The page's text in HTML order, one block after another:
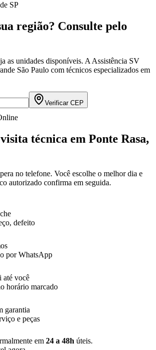
SP
região? Consulte pelo
as unidades disponíveis. A Assistência SV
São Paulo com técnicos especializados em
Verificar CEP
técnica em Ponte Rasa,
no telefone. Você escolhe o melhor dia e
autorizado confirma em seguida.
defeito
por WhatsApp
até você
horário marcado
garantia
e peças
em 24 a 48h úteis.